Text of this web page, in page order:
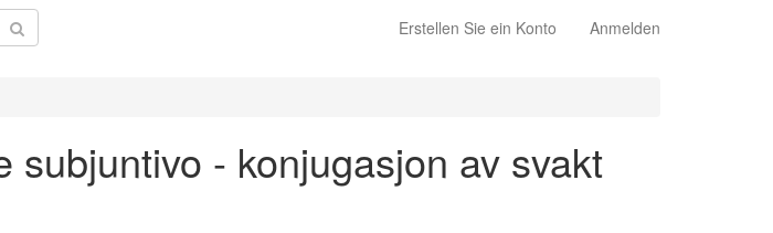
Erstellen Sie ein Konto Anmelden
subjuntivo - konjugasjon av svakt